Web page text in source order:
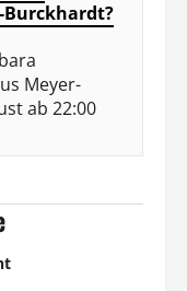
Burckhardt?
Meyer-
ab 22:00